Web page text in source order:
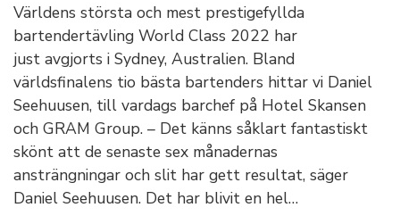
Världens största och mest prestigefyllda
bartendertävling World Class 2022 har
just avgjorts i Sydney, Australien. Bland
världsfinalens tio bästa bartenders hittar vi Daniel
Seehuusen, till vardags barchef på Hotel Skansen
och GRAM Group. – Det känns såklart fantastiskt
skönt att de senaste sex månadernas
ansträngningar och slit har gett resultat, säger
Daniel Seehuusen. Det har blivit en hel…